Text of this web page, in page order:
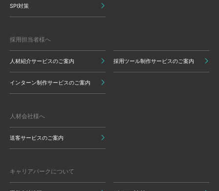
SPI対策
採用担当者様へ
人材紹介サービスのご案内 採用ツール制作サービスのご案内
インターン制作サービスのご案内
人材会社様へ
送客サービスのご案内
キャリアパークについて